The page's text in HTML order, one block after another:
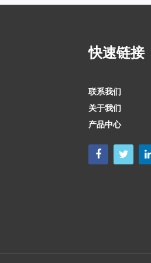
快速链接
联系我们
关于我们
产品中心